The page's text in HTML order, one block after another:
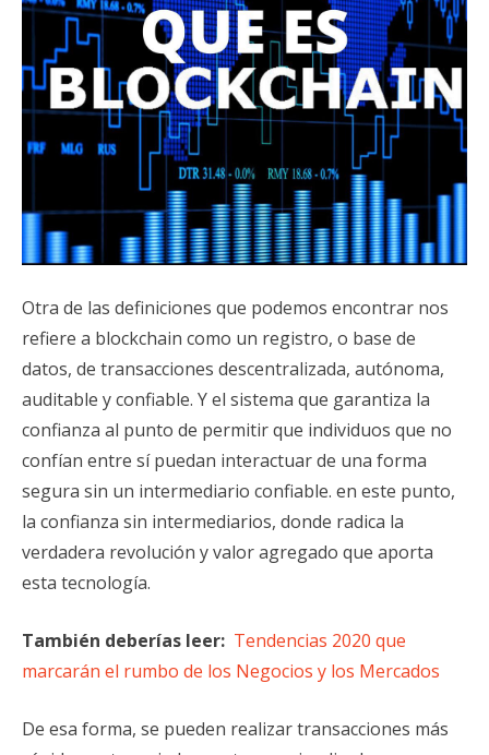
Otra de las definiciones que podemos encontrar nos
refiere a blockchain como un registro, o base de
datos, de transacciones descentralizada, autónoma,
auditable y confiable. Y el sistema que garantiza la
confianza al punto de permitir que individuos que no
confían entre sí puedan interactuar de una forma
segura sin un intermediario confiable. en este punto,
la confianza sin intermediarios, donde radica la
verdadera revolución y valor agregado que aporta
esta tecnología.
También deberías leer: Tendencias 2020 que
marcarán el rumbo de los Negocios y los Mercados
De esa forma, se pueden realizar transacciones más